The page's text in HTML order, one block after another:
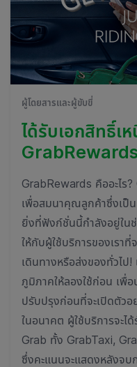
ผู้โดยสารและผู้ขับขี่
ได้รับเอกสิทธิ์เ
GrabRewards
GrabRewards คืออะไร
เพื่อสมนาคุณลูกค้าซึ่งเป็น
ยิ่งที่ฟังก์ชั่นนี้กำลังอยู่ใน
ให้กับผู้ใช้บริการของเราที่
เดินทางหรือส่งของทั่วไป!
ภูมิภาคให้ลองใช้ก่อน เพื่อ
ปรับปรุงก่อนที่จะเปิดตัว
ในอนาคต ผู้ใช้บริการจะไ
Grab ทั้ง GrabTaxi,
ซึ่งคะแนนจะแสดงหลังจบ